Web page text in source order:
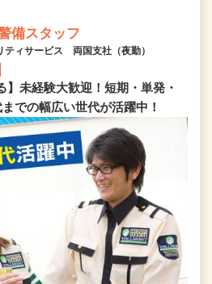
備スタッフ
ティサービス 両国支社（夜勤）
】未経験大歓迎！短期・単発・
での幅広い世代が活躍中！